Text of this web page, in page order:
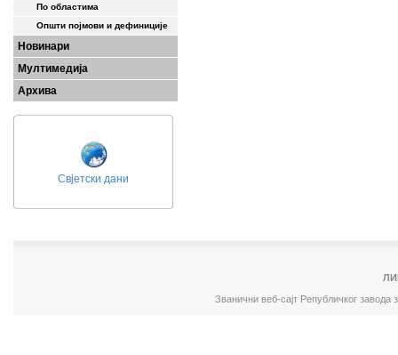
По областима
Општи појмови и дефиниције
Новинари
Мултимедија
Архива
Свјетски дани
Званични веб-сајт Републичког